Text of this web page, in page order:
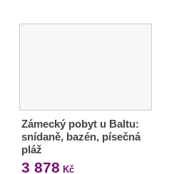
Zámecký pobyt u Baltu:
snídaně, bazén, písečná
pláž
3 878 Kč